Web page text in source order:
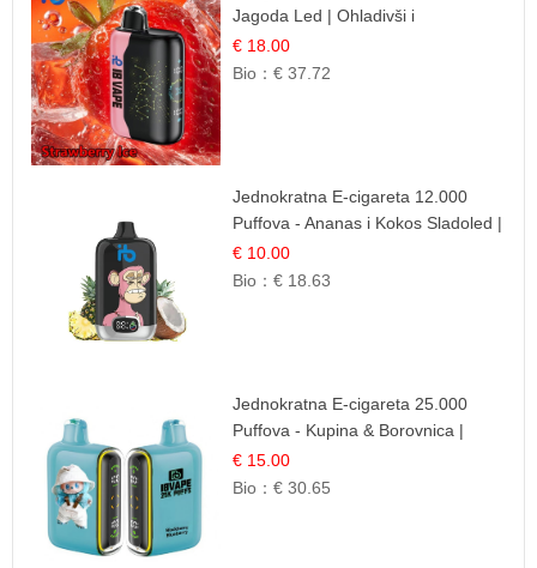
Jagoda Led | Ohladivši i
Osježavajući Okus
€ 18.00
Bio：€ 37.72
Jednokratna E-cigareta 12.000
Puffova - Ananas i Kokos Sladoled |
Tropski Desert
€ 10.00
Bio：€ 18.63
Jednokratna E-cigareta 25.000
Puffova - Kupina & Borovnica |
Šumska Voćna Mješavina
€ 15.00
Bio：€ 30.65